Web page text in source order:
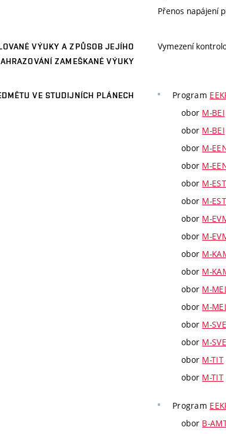
Přenos napájení
VÝUKY A ZPŮSOB JEJÍHO
ZAMEŠKANÉ VÝUKY
Vymezení
VE STUDIJNÍCH PLÁNECH Program
obor M-BEI
obor M-BEI
obor M-
obor M-
obor M-EST
obor M-EST
obor M-
obor M-
obor M-
obor M-
obor M-
obor M-
obor M-SVE
obor M-SVE
obor M-TIT
obor M-TIT
Program
obor B-